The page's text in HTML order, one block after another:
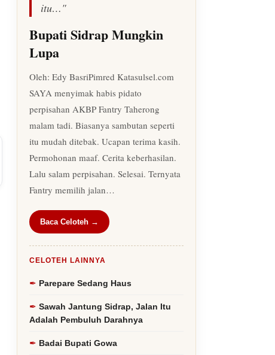
itu…"
Bupati Sidrap Mungkin
Lupa
Oleh: Edy BasriPimred Katasulsel.com
SAYA menyimak habis pidato
perpisahan AKBP Fantry Taherong
malam tadi. Biasanya sambutan seperti
itu mudah ditebak. Ucapan terima kasih.
Permohonan maaf. Cerita keberhasilan.
Lalu salam perpisahan. Selesai. Ternyata
Fantry memilih jalan…
Baca Celoteh →
CELOTEH LAINNYA
Parepare Sedang Haus
Sawah Jantung Sidrap, Jalan Itu
Adalah Pembuluh Darahnya
Badai Bupati Gowa